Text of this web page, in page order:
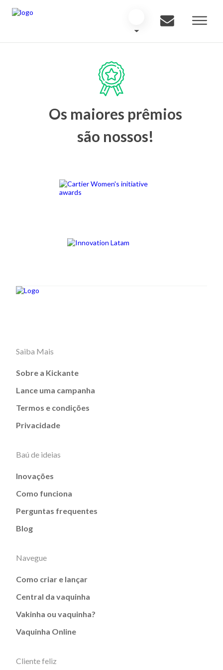
Os maiores prêmios
são nossos!
Saiba Mais
Sobre a Kickante
Lance uma campanha
Termos e condições
Privacidade
Baú de ideias
Inovações
Como funciona
Perguntas frequentes
Blog
Navegue
Como criar e lançar
Central da vaquinha
Vakinha ou vaquinha?
Vaquinha Online
Cliente feliz